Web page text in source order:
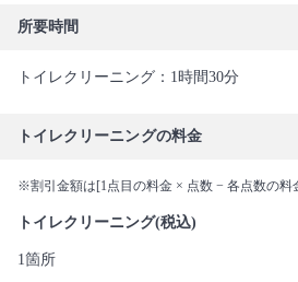
所要時間
トイレクリーニング：1時間30分
トイレクリーニングの料金
※割引金額は[1点目の料金 × 点数 − 各点数の料
トイレクリーニング(税込)
1箇所